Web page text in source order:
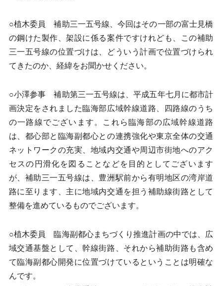
○植木委員 補助三一五号線、今回はその一部の富士見橋
の鋼けた製作、架設に係る案件ですけれども、この補助
三一五号線の位置づけは、どういう計画で位置づけられ
てきたのか、経緯をお聞かせください。
○小澤参事 補助第三一五号線は、平成五年七月に都市計
画決定をされました臨海部広域幹線道路、四路線のうち
の一路線でございます。これら臨海部の広域幹線道路
は、都心部と臨海副都心との連携強化や東京全体の交通
ネットワークの充実、地域内交通や周辺市街地へのアク
セスの円滑化を図ることなどを目的としてございます
が、補助三一五号線は、豊洲駅前から有明地区の湾岸道
路に至ります、主に地域内交通を担う補助線街路として
整備を進めているものでございます。
○植木委員 臨海副都心まちづくり推進計画の中では、広
域交通基盤として、幹線街路、それから補助街路も含め
て臨海副都心開発に位置づけているということは明確な
んです。